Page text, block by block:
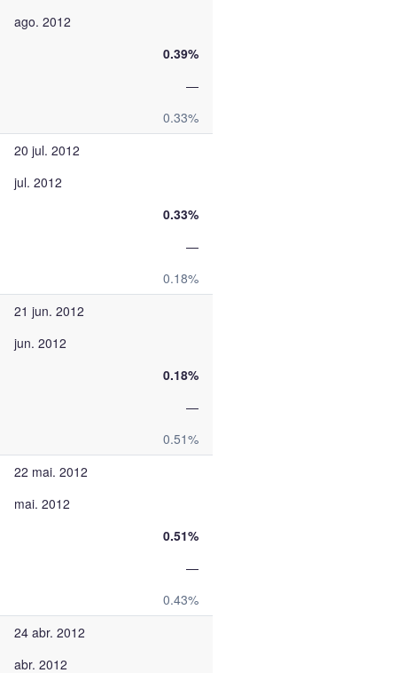
ago. 2012
0.39%
—
0.33%
20 jul. 2012
jul. 2012
0.33%
—
0.18%
21 jun. 2012
jun. 2012
0.18%
—
0.51%
22 mai. 2012
mai. 2012
0.51%
—
0.43%
24 abr. 2012
abr. 2012